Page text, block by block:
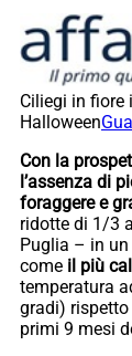
Ciliegi in fiore
Halloween
Con la
l’assenza di
foraggere e
ridotte di 1/3
Puglia – in
come il più
temperatura
gradi)
primi 9 mesi